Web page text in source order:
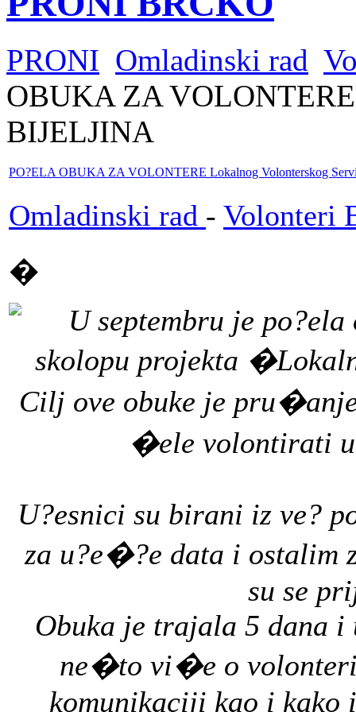
PRONI Omladinski rad
OBUKA ZA
BIJELJINA
PO?ELA OBUKA ZA VOLONTERE Lokalnog Volonterskog
Omladinski rad - Volonteri
�
U septembru je
skolopu projekta
Cilj ove obuke je
�ele volontirati
U?esnici su birani iz ve?
za u?e�?e data i ostalim
su se
Obuka je trajala 5 dana
ne�to vi�e o
komunikaciji kao i